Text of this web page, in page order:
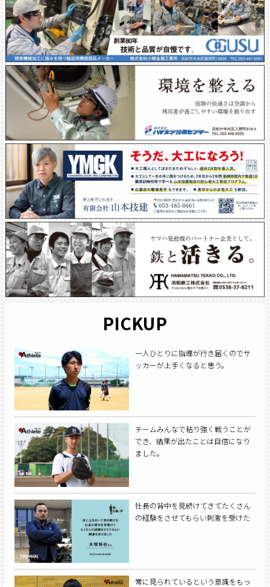
PICKUP
一人ひとりに指導が行き届くのでサ
ッカーが上手くなると思う。
チームみんなで粘り強く戦うことが
でき、結果が出たことは自信になり
ました。
社長の背中を見続けてきてたくさん
の経験をさせてもらい刺激を受けた
常に見られているという意識をもっ